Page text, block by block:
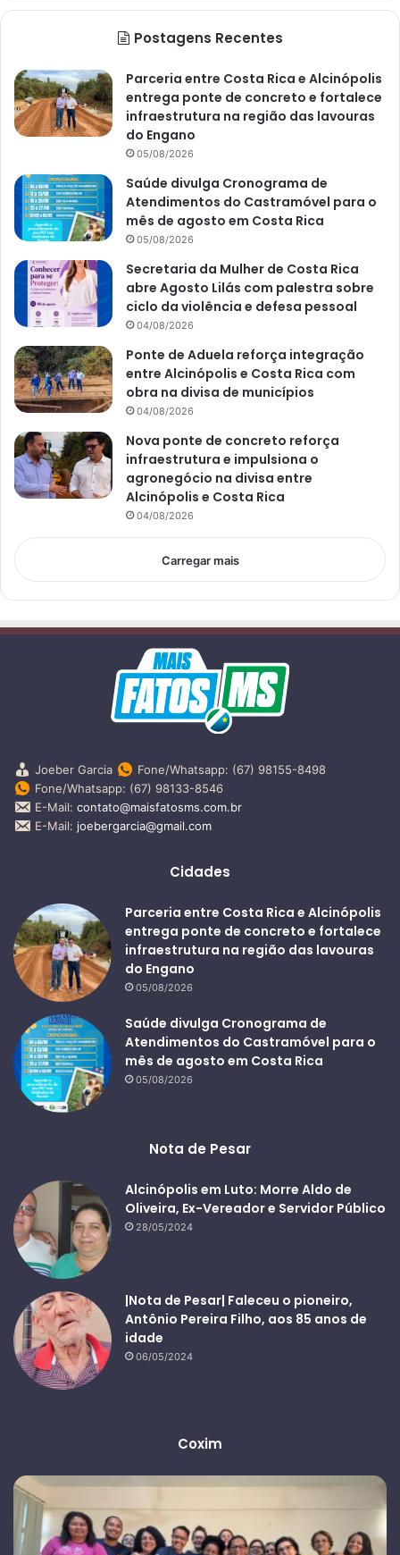
Postagens Recentes
Parceria entre Costa Rica e Alcinópolis
entrega ponte de concreto e fortalece
infraestrutura na região das lavouras
do Engano
05/08/2026
Saúde divulga Cronograma de
Atendimentos do Castramóvel para o
mês de agosto em Costa Rica
05/08/2026
Secretaria da Mulher de Costa Rica
abre Agosto Lilás com palestra sobre
ciclo da violência e defesa pessoal
04/08/2026
Ponte de Aduela reforça integração
entre Alcinópolis e Costa Rica com
obra na divisa de municípios
04/08/2026
Nova ponte de concreto reforça
infraestrutura e impulsiona o
agronegócio na divisa entre
Alcinópolis e Costa Rica
04/08/2026
Carregar mais
Joeber Garcia
Fone/Whatsapp: (67) 98155-8498
Fone/Whatsapp: (67) 98133-8546
E-Mail: contato@maisfatosms.com.br
E-Mail: joebergarcia@gmail.com
Cidades
Parceria entre Costa Rica e Alcinópolis
entrega ponte de concreto e fortalece
infraestrutura na região das lavouras
do Engano
05/08/2026
Saúde divulga Cronograma de
Atendimentos do Castramóvel para o
mês de agosto em Costa Rica
05/08/2026
Nota de Pesar
Alcinópolis em Luto: Morre Aldo de
Oliveira, Ex-Vereador e Servidor Público
28/05/2024
|Nota de Pesar| Faleceu o pioneiro,
Antônio Pereira Filho, aos 85 anos de
idade
06/05/2024
Coxim